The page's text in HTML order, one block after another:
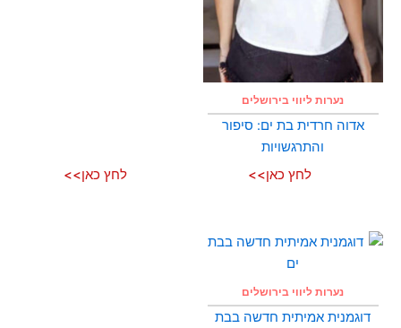
נערות ליווי בירושלים
אדוה חרדית בת ים: סיפור
והתרגשויות
לחץ כאן>>
לחץ כאן>>
נערות ליווי בירושלים
דוגמנית אמיתית חדשה בבת